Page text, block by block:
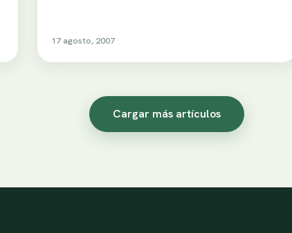
17 agosto, 2007
Cargar más artículos